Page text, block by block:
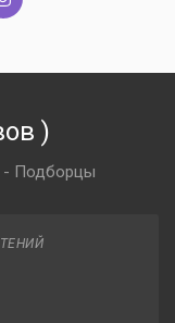
)
- Подборцы